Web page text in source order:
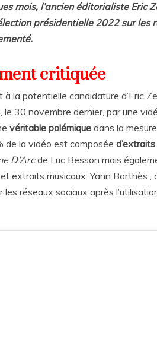
mois, l’ancien éditorialiste Eric
présidentielle 2022 sur les
critiquée
la potentielle candidature d’Eric
le 30 novembre dernier, par une
véritable polémique dans la
de la vidéo est composée
D’Arcde Luc Besson mais
extraits musicaux. Yann Barthès ,
réseaux sociaux après